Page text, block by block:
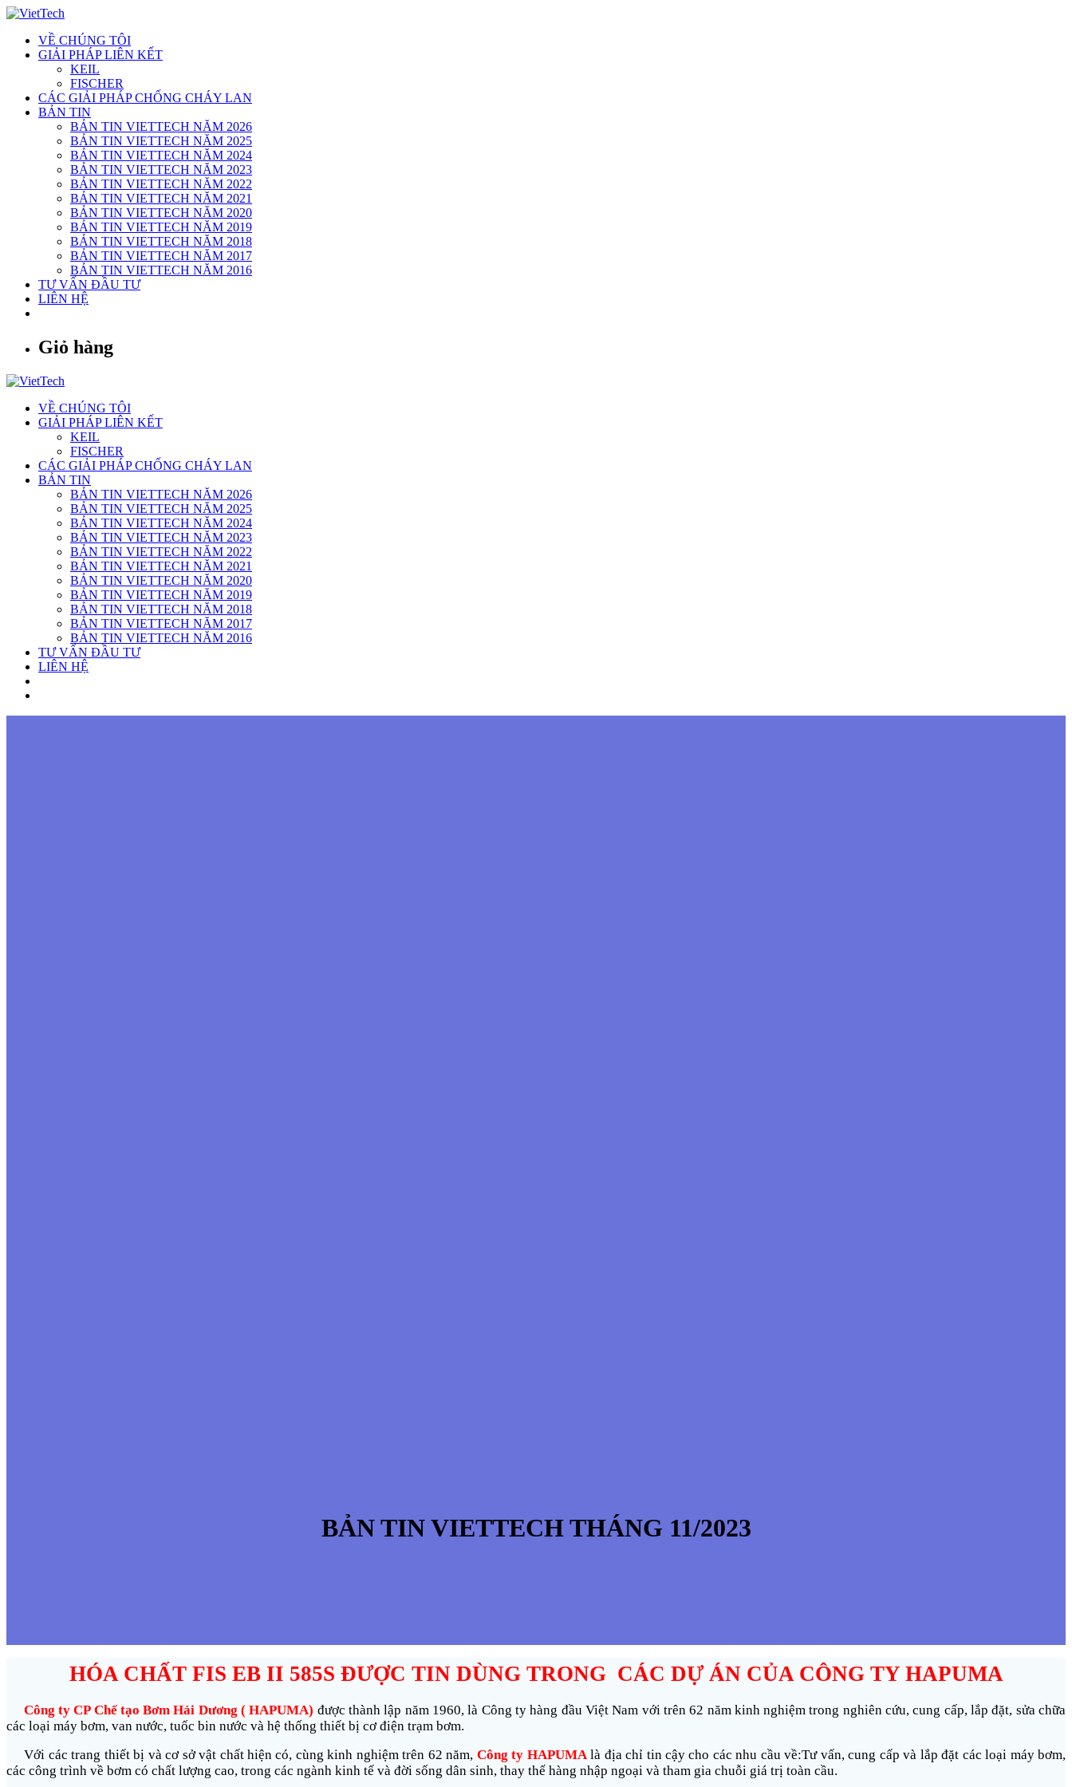
Skip
contentVỀ CHÚNG TÔI
GIẢI PHÁP LIÊN KẾT
KEIL
FISCHER
CÁC GIẢI PHÁP CHỐNG CHÁY LAN
BẢN TIN
BẢN TIN VIETTECH NĂM 2026
BẢN TIN VIETTECH NĂM 2025
BẢN TIN VIETTECH NĂM 2024
BẢN TIN VIETTECH NĂM 2023
BẢN TIN VIETTECH NĂM 2022
BẢN TIN VIETTECH NĂM 2021
BẢN TIN VIETTECH NĂM 2020
BẢN TIN VIETTECH NĂM 2019
BẢN TIN VIETTECH NĂM 2018
BẢN TIN VIETTECH NĂM 2017
BẢN TIN VIETTECH NĂM 2016
TƯ VẤN ĐẦU TƯ
LIÊN HỆ
Giỏ hàng
VỀ CHÚNG TÔI
GIẢI PHÁP LIÊN KẾT
KEIL
FISCHER
CÁC GIẢI PHÁP CHỐNG CHÁY LAN
BẢN TIN
BẢN TIN VIETTECH NĂM 2026
BẢN TIN VIETTECH NĂM 2025
BẢN TIN VIETTECH NĂM 2024
BẢN TIN VIETTECH NĂM 2023
BẢN TIN VIETTECH NĂM 2022
BẢN TIN VIETTECH NĂM 2021
BẢN TIN VIETTECH NĂM 2020
BẢN TIN VIETTECH NĂM 2019
BẢN TIN VIETTECH NĂM 2018
BẢN TIN VIETTECH NĂM 2017
BẢN TIN VIETTECH NĂM 2016
TƯ VẤN ĐẦU TƯ
LIÊN HỆ
BẢN TIN VIETTECH THÁNG 11/2023
HÓA CHẤT FIS EB II 585S ĐƯỢC TIN DÙNG TRONG CÁC DỰ ÁNCỦA CÔNG TY HAPUMA
Công ty CP Chế tạo Bơm Hải Dương ( HAPUMA) được thành lập năm 1960, là Công ty hàng đầu Việt Nam với trên 62 năm kinh nghiệm trong nghiên cứu, cung cấp, lắp đặt, sửa chữa
các loại máy bơm, van nước, tuốc bin nước và hệ thống thiết bị cơ điện trạm bơm.
Với các trang thiết bị và cơ sở vật chất hiện có, cùng kinh nghiệm trên 62 năm, Công ty HAPUMAlà địa chỉ tin cậy cho các nhu cầu về:Tư vấn, cung cấp và lắp đặt các loại máy bơm,
các công trình về bơm có chất lượng cao, trong các ngành kinh tế và đời sống dân sinh, thay thế hàng nhập ngoại và tham gia chuỗi giá trị toàn cầu.